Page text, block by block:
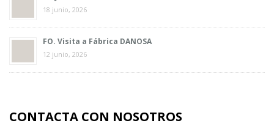
18 junio, 2026
FO. Visita a Fábrica DANOSA
12 junio, 2026
CONTACTA CON NOSOTROS